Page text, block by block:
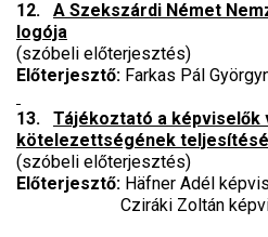
12. A Szekszárdi Német
logója
(szóbeli előterjesztés)
Előterjesztő: Farkas Pál
13. Tájékoztató a
kötelezettségének
(szóbeli előterjesztés)
Előterjesztő: Häfner Adél
Cziráki Zoltán